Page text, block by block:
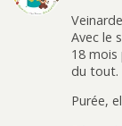
Veinarde
Avec le
18 mois
du tout.
Purée,